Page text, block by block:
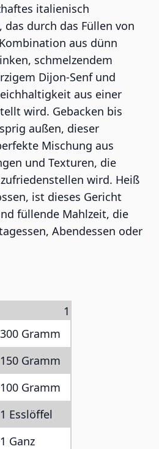
italienisch
durch das Füllen von
aus dünn
schmelzendem
Dijon-Senf und
aus einer
wird. Gebacken bis
außen, dieser
Mischung aus
und Texturen, die
wird. Heiß
ist dieses Gericht
füllende Mahlzeit, die
Abendessen oder
300 Gramm
150 Gramm
100 Gramm
1 Esslöffel
1 Ganz